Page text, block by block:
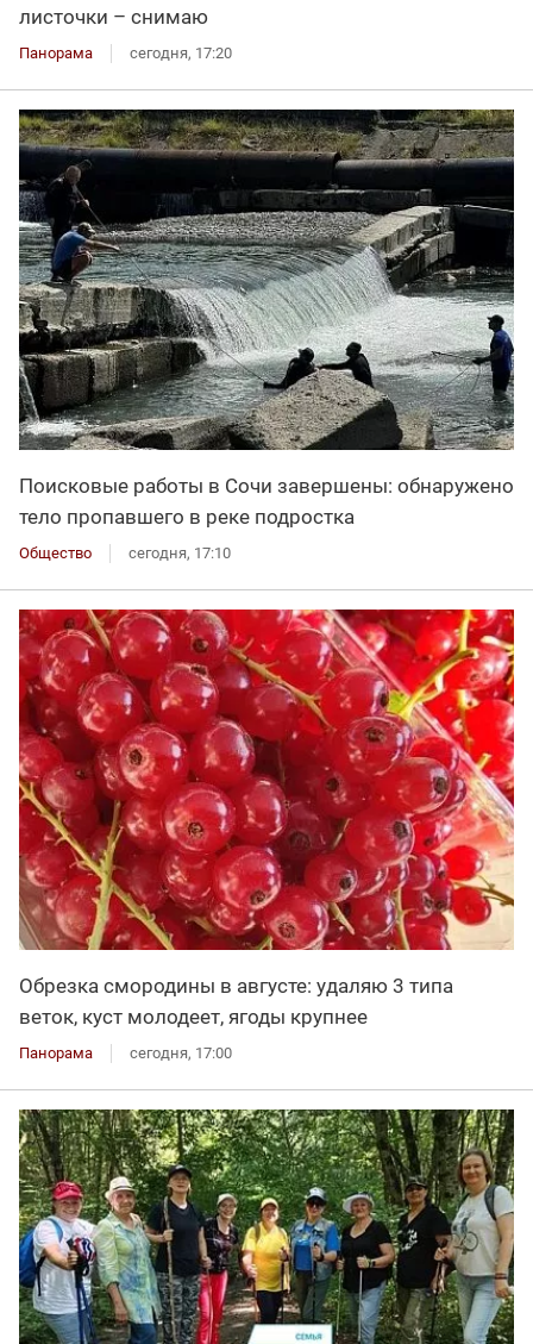
листочки – снимаю
Панорама сегодня, 17:20
Поисковые работы в Сочи завершены: обнаружено
тело пропавшего в реке подростка
Общество сегодня, 17:10
Обрезка смородины в августе: удаляю 3 типа
веток, куст молодеет, ягоды крупнее
Панорама сегодня, 17:00